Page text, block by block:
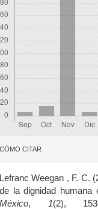
CÓMO CITAR
Lefranc Weegan , F. C.
de la dignidad
México, 1(2),